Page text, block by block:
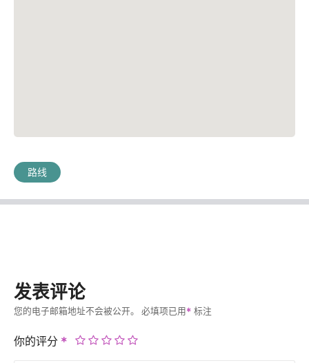
路线
发表评论
您的电子邮箱地址不会被公开。 必填项已用 标注
你的评分